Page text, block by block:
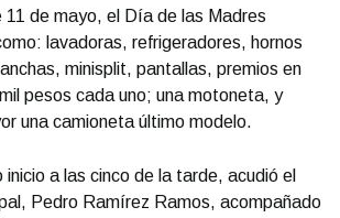
de mayo, el Día de las Madres
lavadoras, refrigeradores, hornos
minisplit, pantallas, premios en
pesos cada uno; una motoneta, y
una camioneta último modelo.
a las cinco de la tarde, acudió el
Pedro Ramírez Ramos, acompañado